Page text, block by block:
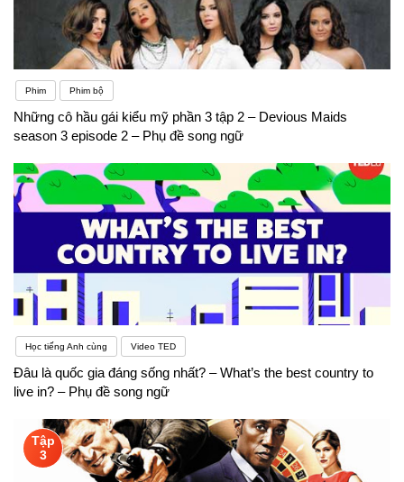
Phim Phim bộ
Những cô hầu gái kiểu mỹ phần 3 tập 2 – Devious Maids
season 3 episode 2 – Phụ đề song ngữ
Học tiếng Anh cùng Video TED
Đâu là quốc gia đáng sống nhất? – What’s the best country to
live in? – Phụ đề song ngữ
Tập
3